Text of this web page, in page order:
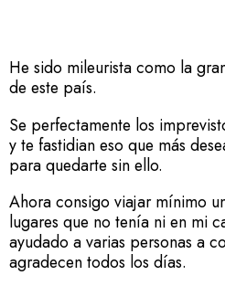
He sido mileurista como la
de este país.
Se perfectamente los
y te fastidian eso que más
para quedarte sin ello.
Ahora consigo viajar mínimo
lugares que no tenía ni en mi
ayudado a varias personas a
agradecen todos los días.